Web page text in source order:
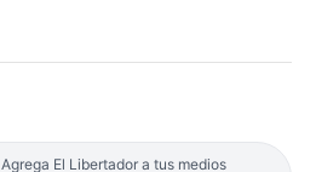
Agrega El Libertador a tus medios